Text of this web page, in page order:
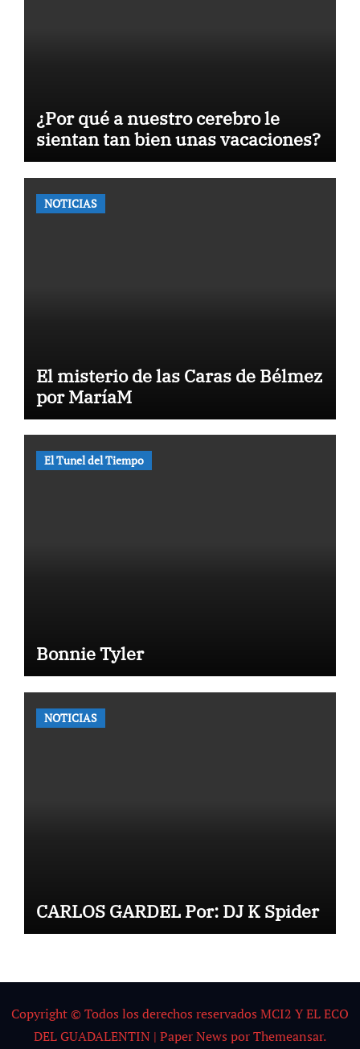
¿Por qué a nuestro cerebro le
sientan tan bien unas vacaciones?
NOTICIAS
El misterio de las Caras de Bélmez
por MaríaM
El Tunel del Tiempo
Bonnie Tyler
NOTICIAS
CARLOS GARDEL Por: DJ K Spider
Copyright © Todos los derechos reservados MCI2 Y EL ECO
DEL GUADALENTIN | Paper News porThemeansar.